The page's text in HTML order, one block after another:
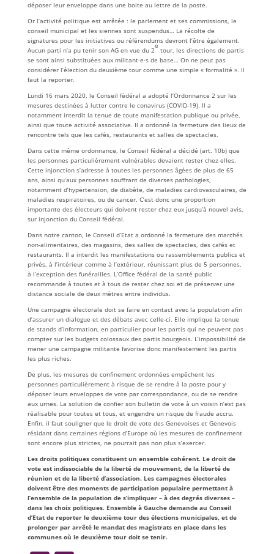
déposer leur enveloppe dans une boite au lettre de la poste.
Or l’activité politique est arrêtée : le parlement et ses commissions, le
conseil municipal et les siennes sont suspendus… La récolte de
signatures pour les initiatives ou référendums devront l’être également.
Aucun parti n’a pu tenir son AG en vue du 2
e
tour, les directions de partis
se sont ainsi substituées aux militant·e·s de base… On ne peut pas
considérer l’élection du deuxième tour comme une simple « formalité ». Il
faut la reporter.
Lundi 16 mars 2020, le Conseil fédéral a adopté l’Ordonnance 2 sur les
mesures destinées à lutter contre le conavirus (COVID-19). Il a
notamment interdit la tenue de toute manifestation publique ou privée,
ainsi que toute activité associative. Il a ordonné la fermeture des lieux de
rencontre tels que les cafés, restaurants et salles de spectacles.
Dans cette même ordonnance, le Conseil fédéral a décidé (art. 10b) que
les personnes particulièrement vulnérables devaient rester chez elles.
Cette injonction s’adresse à toutes les personnes âgées de plus de 65
ans, ainsi qu’aux personnes souffrant de diverses pathologies,
notamment d’hypertension, de diabète, de maladies cardiovasculaires, de
maladies respiratoires, ou de cancer. C’est donc une proportion
importante des électeurs qui doivent rester chez eux jusqu’à nouvel avis,
sur injonction du Conseil fédéral.
Dans notre canton, le Conseil d’Etat a ordonné la fermeture des marchés
non-alimentaires, des magasins, des salles de spectacles, des cafés et
restaurants. Il a interdit les manifestations ou rassemblements publics et
privés, à l’intérieur comme à l’extérieur, réunissant plus de 5 personnes,
à l’exception des funérailles. L’Office fédéral de la santé public
recommande à toutes et à tous de rester chez soi et de préserver une
distance sociale de deux mètres entre individus.
Une campagne électorale doit se faire en contact avec la population afin
d’assurer un dialogue et des débats avec celle-ci. Elle implique la tenue
de stands d’information, en particulier pour les partis qui ne peuvent pas
compter sur les budgets colossaux des partis bourgeois. L’impossibilité de
mener une campagne militante favorise donc manifestement les partis
les plus riches.
De plus, les mesures de confinement ordonnées empêchent les
personnes particulièrement à risque de se rendre à la poste pour y
déposer leurs enveloppes de vote par correspondance, ou de se rendre
aux urnes. La solution de confier son bulletin de vote à un voisin n’est pas
réalisable pour toutes et tous, et engendre un risque de fraude accru.
Enfin, il faut souligner que le droit de vote des Genevoises et Genevois
résidant dans certaines régions d’Europe où les mesures de confinement
sont encore plus strictes, ne pourrait pas non plus s’exercer.
Les droits politiques constituent un ensemble cohérent. Le droit de
vote est indissociable de la liberté de mouvement, de la liberté de
réunion et de la liberté d’association. Les campagnes électorales
doivent être des moments de participation populaire permettant à
l’ensemble de la population de s’impliquer – à des degrés diverses –
dans les choix politiques. Ensemble à Gauche demande au Conseil
d’Etat de reporter le deuxième tour des élections municipales, et de
prolonger par arrêté le mandat des magistrats en place dans les
communes où le deuxième tour doit se tenir.